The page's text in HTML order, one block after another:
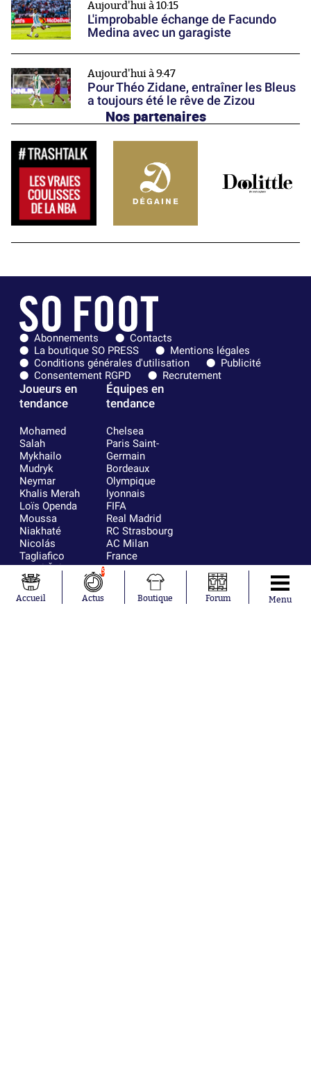
Aujourd'hui à 10:15
L'improbable échange de Facundo
Medina avec un garagiste
Aujourd'hui à 9:47
Pour Théo Zidane, entraîner les Bleus
a toujours été le rêve de Zizou
Nos partenaires
Abonnements
Contacts
La boutique SO PRESS
Mentions légales
Conditions générales d'utilisation
Publicité
Consentement RGPD
Recrutement
Joueurs en
tendance
Mohamed
Salah
Mykhailo
Mudryk
Neymar
Khalis Merah
Loïs Openda
Moussa
Niakhaté
Nicolás
Tagliafico
Pavel Šulc
Josh Maja
Gauthier Hein
Équipes en
tendance
Chelsea
Paris Saint-
Germain
Bordeaux
Olympique
lyonnais
FIFA
Real Madrid
RC Strasbourg
AC Milan
France
RC Lens
Accueil
5
Actus Boutique Forum Menu